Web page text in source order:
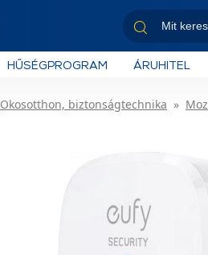
HŰSÉGPROGRAM ÁRUHITEL
Okosotthon, biztonságtechnika